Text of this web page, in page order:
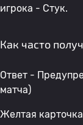
игрока - Стук.
Как часто
Ответ -
матча)
Желтая